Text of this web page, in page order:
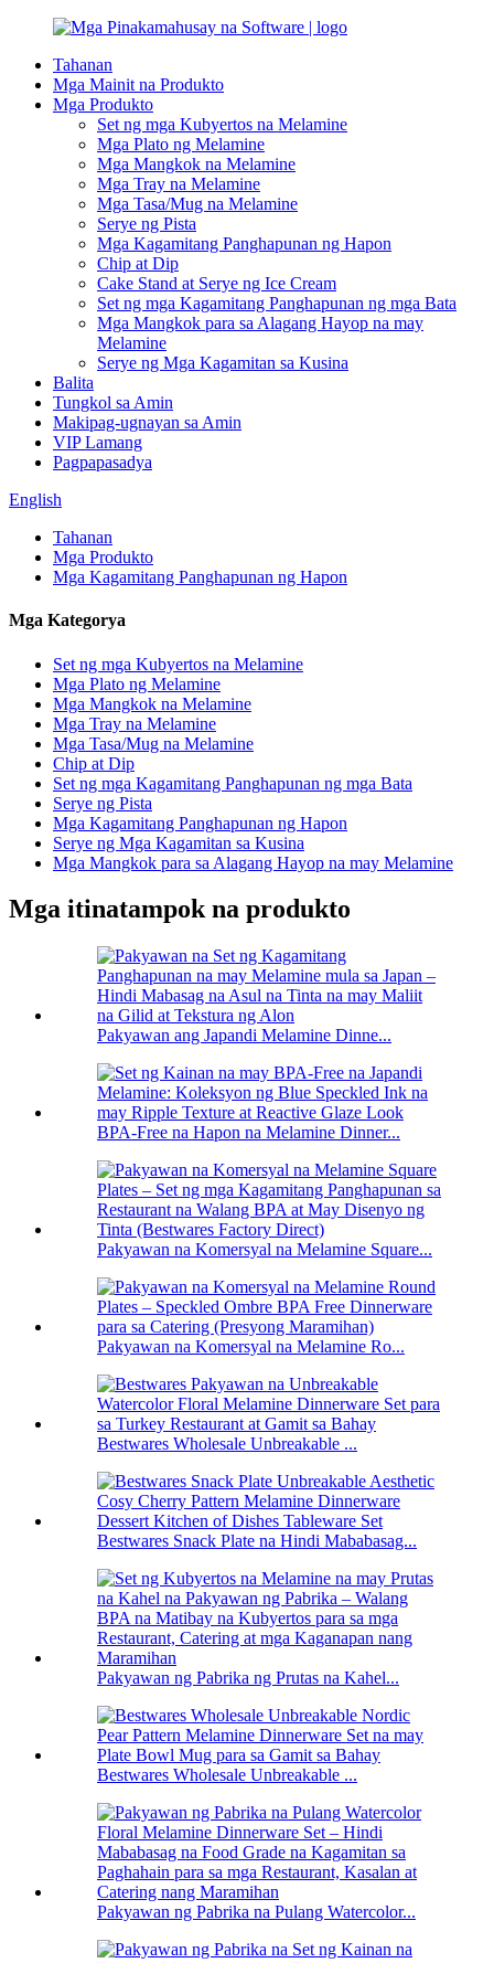
Tahanan
Mga Mainit na Produkto
Mga Produkto
Set ng mga Kubyertos na Melamine
Mga Plato ng Melamine
Mga Mangkok na Melamine
Mga Tray na Melamine
Mga Tasa/Mug na Melamine
Serye ng Pista
Mga Kagamitang Panghapunan ng Hapon
Chip at Dip
Cake Stand at Serye ng Ice Cream
Set ng mga Kagamitang Panghapunan ng mga Bata
Mga Mangkok para sa Alagang Hayop na may
Melamine
Serye ng Mga Kagamitan sa Kusina
Balita
Tungkol sa Amin
Makipag-ugnayan sa Amin
VIP Lamang
Pagpapasadya
English
Tahanan
Mga Produkto
Mga Kagamitang Panghapunan ng Hapon
Mga Kategorya
Set ng mga Kubyertos na Melamine
Mga Plato ng Melamine
Mga Mangkok na Melamine
Mga Tray na Melamine
Mga Tasa/Mug na Melamine
Chip at Dip
Set ng mga Kagamitang Panghapunan ng mga Bata
Serye ng Pista
Mga Kagamitang Panghapunan ng Hapon
Serye ng Mga Kagamitan sa Kusina
Mga Mangkok para sa Alagang Hayop na may Melamine
Mga itinatampok na produkto
Pakyawan ang Japandi Melamine Dinne...
BPA-Free na Hapon na Melamine Dinner...
Pakyawan na Komersyal na Melamine Square...
Pakyawan na Komersyal na Melamine Ro...
Bestwares Wholesale Unbreakable ...
Bestwares Snack Plate na Hindi Mababasag...
Pakyawan ng Pabrika ng Prutas na Kahel...
Bestwares Wholesale Unbreakable ...
Pakyawan ng Pabrika na Pulang Watercolor...